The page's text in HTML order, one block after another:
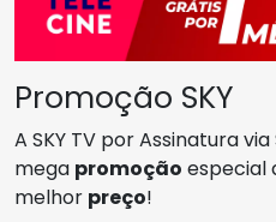
Promoção SKY
A SKY TV por Assinatura
mega promoção especial
melhor preço!